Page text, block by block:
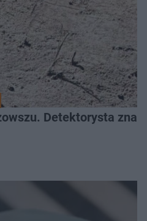
Detektorysta